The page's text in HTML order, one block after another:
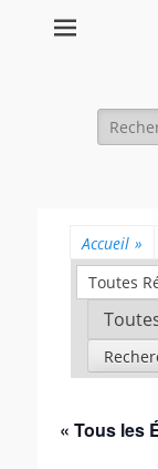
pour:
Accueil »
Toutes
« Tous les